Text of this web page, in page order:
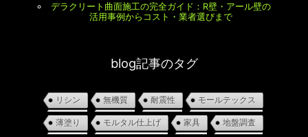
デラクリート曲面施工の完全ガイド：R壁・アール壁の
活用事例からコスト・業者選びまで
blog記事のタグ
リシン 無機質 耐震性 モールテックス
薄塗り モルタル仕上げ 家具 地盤調査